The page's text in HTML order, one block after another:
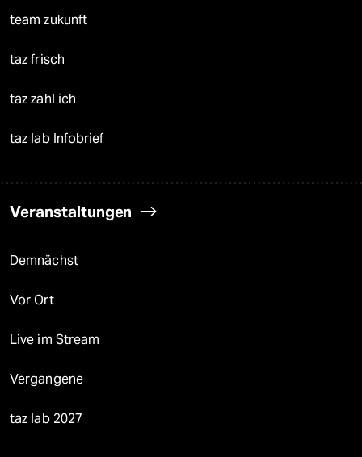
team zukunft
taz frisch
taz zahl ich
taz lab Infobrief
Veranstaltungen
Demnächst
Vor Ort
Live im Stream
Vergangene
taz lab 2027